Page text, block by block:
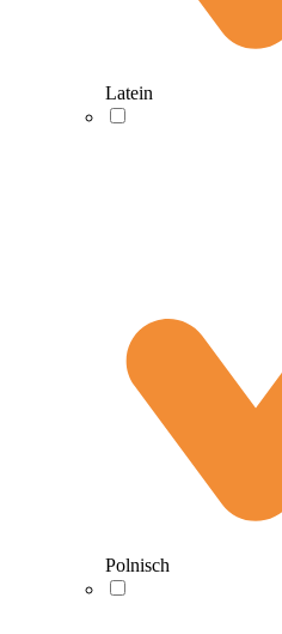
Latein
Polnisch